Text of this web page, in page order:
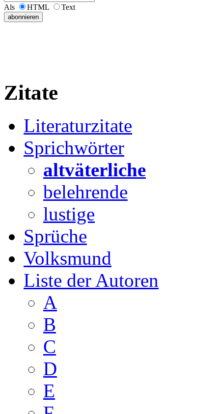
Als HTML Text
Zitate
Literaturzitate
Sprichwörter
altväterliche
belehrende
lustige
Sprüche
Volksmund
Liste der Autoren
A
B
C
D
E